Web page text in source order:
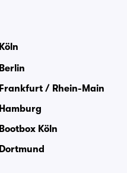
Köln
Berlin
Frankfurt / Rhein-Main
Hamburg
Bootbox Köln
Dortmund